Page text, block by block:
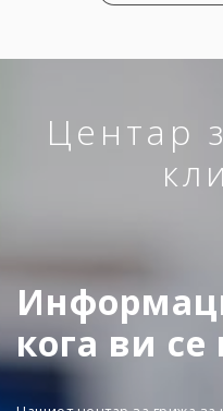
Центар
кога ви